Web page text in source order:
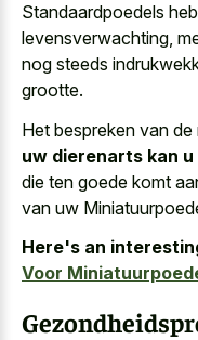
Standaardpoedels
levensverwachting,
nog steeds
grootte.
Het bespreken van
uw dierenarts kan u
die ten goede komt
van uw
Here's an
Voor